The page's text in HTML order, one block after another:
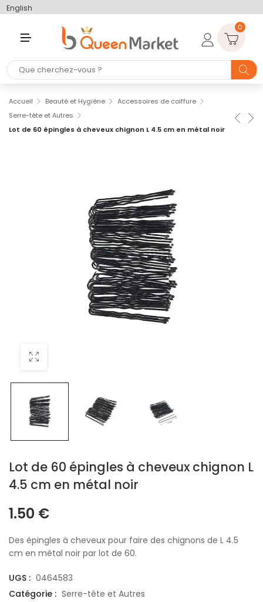
English
U
0
Accueil Beauté et Hygiène
Accessoires de coiffure
Serre-tête et Autres
Lot de 60 épingles à cheveux chignon L 4.5 cm en métal noir
Lot de 60 épingles à cheveux chignon L
4.5 cm en métal noir
1.50 €
Des épingles à cheveux pour faire des chignons de L 4.5
cm en métal noir par lot de 60.
UGS : 0464583
Catégorie : Serre-tête et Autres